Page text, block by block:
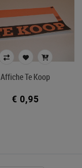
Affiche Te Koop
€ 0,95